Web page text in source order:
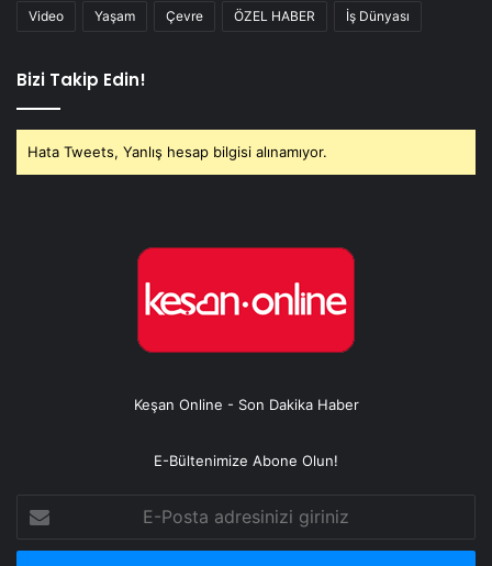
Video Yaşam Çevre ÖZEL HABER İş Dünyası
Bizi Takip Edin!
Hata Tweets, Yanlış hesap bilgisi alınamıyor.
Keşan Online - Son Dakika Haber
E-Bültenimize Abone Olun!
Posta
adresinizi